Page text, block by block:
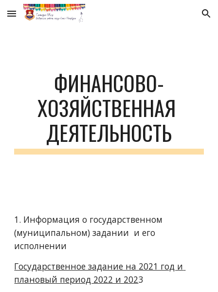
Skip to main content Skip to navigation
ФИНАНСОВО-
ХОЗЯЙСТВЕННАЯ
ДЕЯТЕЛЬНОСТЬ
1. Информация о государственном
(муниципальном) задании  и его
исполнении
Государственное задание на 2021 год и
плановый период 2022 и 2023